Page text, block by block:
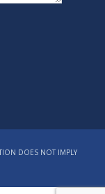
DOES NOT IMPLY